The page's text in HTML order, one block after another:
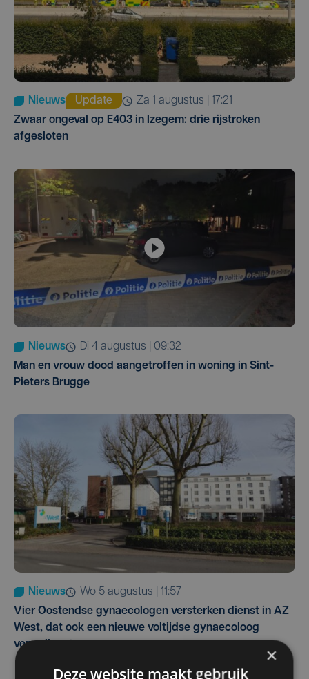
Nieuws Update
za 1 augustus | 17:21
Zwaar ongeval op E403 in Izegem: drie rijstroken
afgesloten
Nieuws
di 4 augustus | 09:32
Man en vrouw dood aangetroffen in woning in Sint-
Pieters Brugge
Nieuws
wo 5 augustus | 11:57
Vier Oostendse gynaecologen versterken dienst in AZ
West, dat ook een nieuwe voltijdse gynaecoloog
verwelkomt
×
Deze website maakt gebruik